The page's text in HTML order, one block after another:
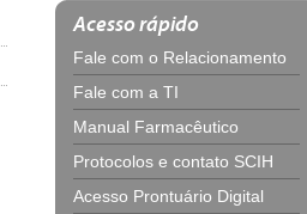
Acesso rápido
Fale com o Relacionamento
Fale com a TI
Manual Farmacêutico
Protocolos e contato SCIH
Acesso Prontuário Digital